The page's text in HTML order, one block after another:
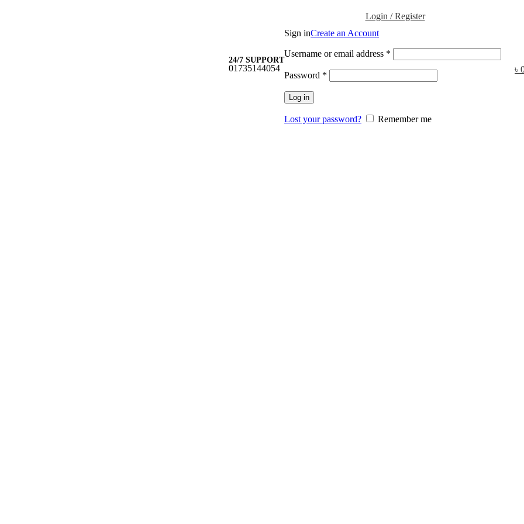
24/7 SUPPORT
01735144054
Login / Register
Sign inCreate an Account
Username or email address *
Password *
Log in
Lost your password? Remember me
৳